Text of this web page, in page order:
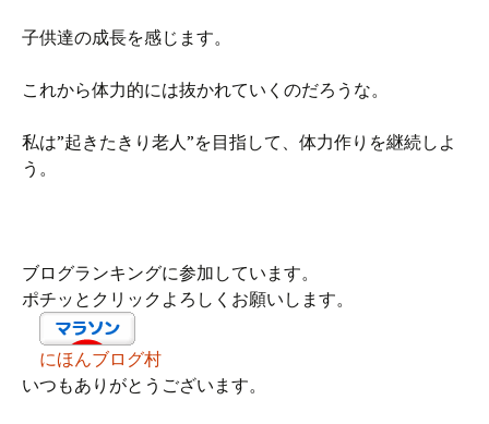
子供達の成長を感じます。
これから体力的には抜かれていくのだろうな。
私は”起きたきり老人”を目指して、体力作りを継続しよ
う。
ブログランキングに参加しています。
ポチッとクリックよろしくお願いします。
にほんブログ村
いつもありがとうございます。